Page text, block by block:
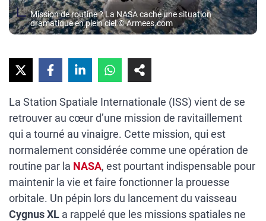
Mission de routine ? La NASA cache une situation
dramatique en plein ciel © Armees.com
La Station Spatiale Internationale (ISS) vient de se
retrouver au cœur d’une mission de ravitaillement
qui a tourné au vinaigre. Cette mission, qui est
normalement considérée comme une opération de
routine par la NASA, est pourtant indispensable pour
maintenir la vie et faire fonctionner la prouesse
orbitale. Un pépin lors du lancement du vaisseau
Cygnus XL a rappelé que les missions spatiales ne